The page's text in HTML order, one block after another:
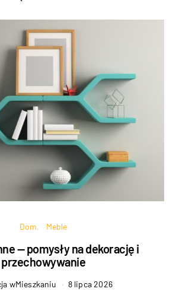
Dom Meble
— pomysły na dekorację i
przechowywanie
wMieszkaniu 8 lipca 2026